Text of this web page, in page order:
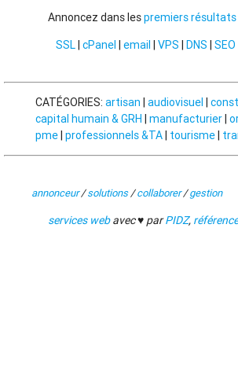
Annoncez dans lespremiers résultats
SSL| cPanel | email | VPS | DNS | SEO
CATÉGORIES: artisan | audiovisuel |
capital humain & GRH | manufacturier|
pme| professionnels &TA| tourisme|
annonceur/solutions/collaborer/gestion
services webavec ♥ parPIDZ,